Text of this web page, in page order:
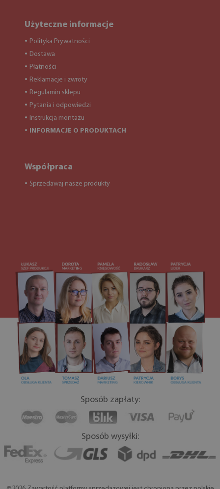
Użyteczne informacje
● Polityka Prywatności
● Dostawa
● Płatności
● Reklamacje i zwroty
● Regulamin sklepu
● Pytania i odpowiedzi
● Instrukcja montażu
● INFORMACJE O PRODUKTACH
Współpraca
● Sprzedawaj nasze produkty
Sposób zapłaty:
Sposób wysyłki: